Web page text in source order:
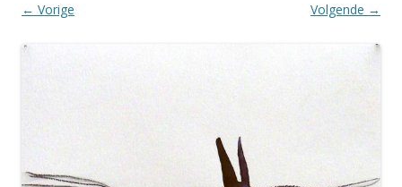
← Vorige Volgende →